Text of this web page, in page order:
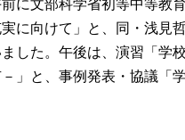
に文部科学省初等中等教
に向けて」と、同・浅見
した。午後は、演習「学
」と、事例発表・協議「